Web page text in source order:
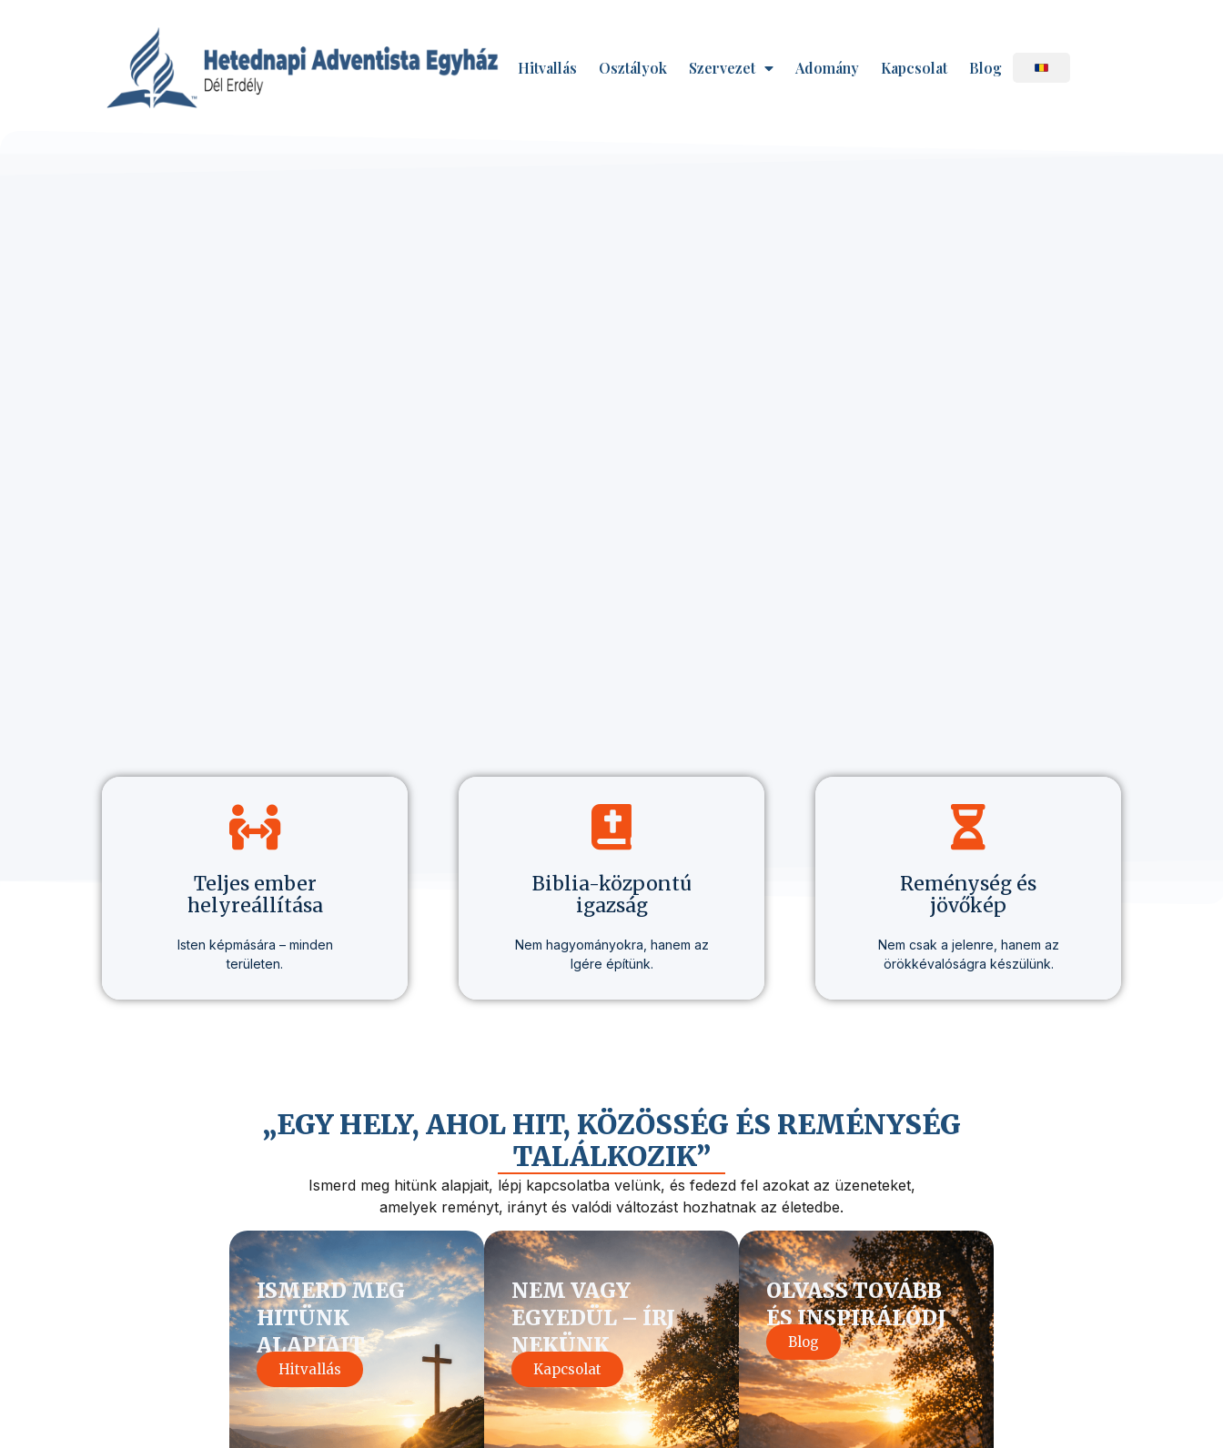
Hitvallás Osztályok Szervezet Adomány Kapcsolat Blog
Teljes ember
helyreállítása
Isten képmására – minden
területen.
és életcélban.
Biblia-központú
igazság
Nem hagyományokra, hanem az
Igére építünk.
Reménység és
jövőkép
Nem csak a jelenre, hanem az
örökkévalóságra készülünk.
és célja van.
„EGY HELY, AHOL HIT, KÖZÖSSÉG ÉS REMÉNYSÉG
TALÁLKOZIK”
Ismerd meg hitünk alapjait, lépj kapcsolatba velünk, és fedezd fel azokat az üzeneteket,
amelyek reményt, irányt és valódi változást hozhatnak az életedbe.
ISMERD MEG
HITÜNK
ALAPJAIT
Hitvallás
NEM VAGY
EGYEDÜL – ÍRJ
NEKÜNK
Kapcsolat
OLVASS TOVÁBB
ÉS INSPIRÁLÓDJ
Blog